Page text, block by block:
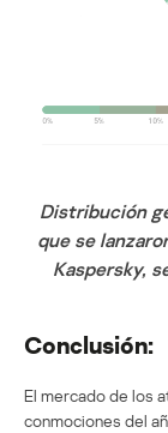
Distribución
que se
Kaspersky,
Conclusión:
El mercado de los
conmociones del